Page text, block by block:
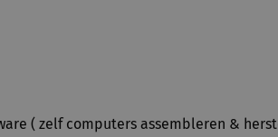
( zelf computers assembleren &